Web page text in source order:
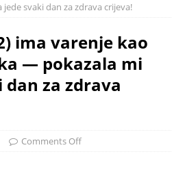
svaki dan za zdrava crijeva!
ima varenje kao
— pokazala mi
za zdrava
Comments Off